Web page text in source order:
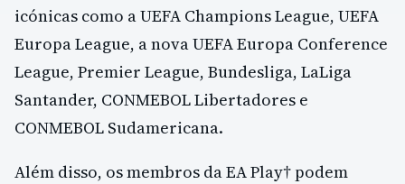
icónicas como a UEFA Champions League, UEFA
Europa League, a nova UEFA Europa Conference
League, Premier League, Bundesliga, LaLiga
Santander, CONMEBOL Libertadores e
CONMEBOL Sudamericana.
Além disso, os membros da EA Play† podem